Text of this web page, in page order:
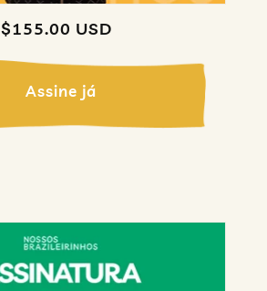
Regular
$155.00 USD
Assine já